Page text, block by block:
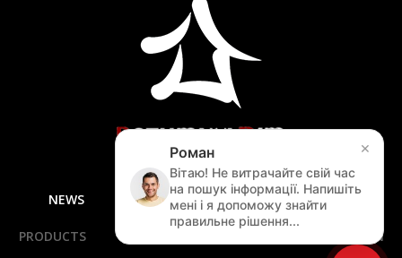
NEWS F.A.Q SHIPPING MEASURING
PRODUCTS NAVIGATION
Роман
Вітаю! Не витрачайте свій час
на пошук інформації. Напишіть
мені і я допоможу знайти
правильне рішення...
×